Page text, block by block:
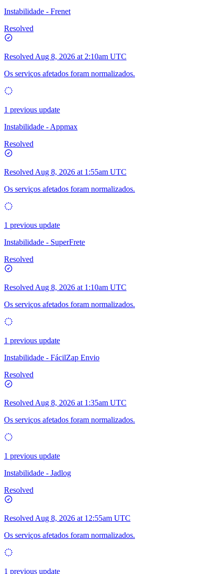
Instabilidade - Frenet
Resolved
Resolved Aug 8, 2026 at 2:10am UTC
Os serviços afetados foram normalizados.
1 previous update
Instabilidade - Appmax
Resolved
Resolved Aug 8, 2026 at 1:55am UTC
Os serviços afetados foram normalizados.
1 previous update
Instabilidade - SuperFrete
Resolved
Resolved Aug 8, 2026 at 1:10am UTC
Os serviços afetados foram normalizados.
1 previous update
Instabilidade - FácilZap Envio
Resolved
Resolved Aug 8, 2026 at 1:35am UTC
Os serviços afetados foram normalizados.
1 previous update
Instabilidade - Jadlog
Resolved
Resolved Aug 8, 2026 at 12:55am UTC
Os serviços afetados foram normalizados.
1 previous update